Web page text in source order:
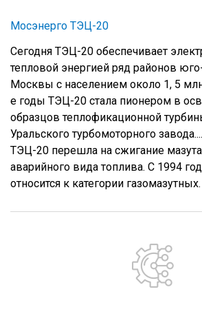
Мосэнерго ТЭЦ-20
Сегодня ТЭЦ-20 обеспечивает
тепловой энергией ряд районов
Москвы с населением около 1, 5
е годы ТЭЦ-20 стала пионером в
образцов теплофикационной
Уральского турбомоторного
ТЭЦ-20 перешла на сжигание
аварийного вида топлива. С 1994
относится к категории газомазутных.